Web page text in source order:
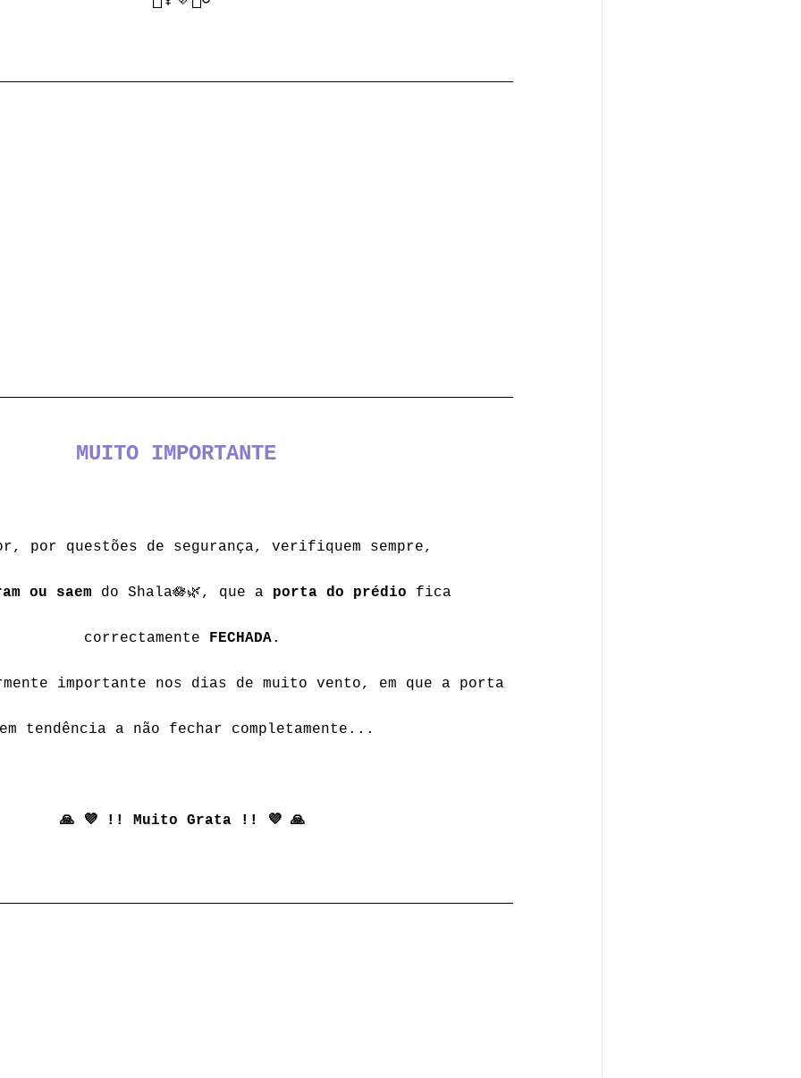
MUITO IMPORTANTE
por questões de segurança, verifiquem sempre,
ou saem do Shala🪷🌿, que a porta do prédio fica
correctamente FECHADA.
importante nos dias de muito vento, em que a porta
tendência a não fechar completamente...
🙏 💜 !! Muito Grata !! 💜 🙏